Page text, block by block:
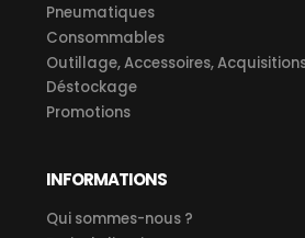
Pneumatiques
Consommables
Outillage, Accessoires,
Déstockage
Promotions
INFORMATIONS
Qui sommes-nous ?